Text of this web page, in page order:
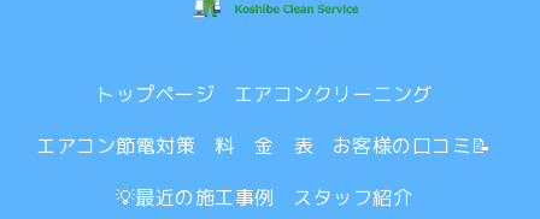
トップページ
エアコンクリーニング
エアコン節電対策
料 金 表
お客様の口コミ📝
💡最近の施工事例
スタッフ紹介